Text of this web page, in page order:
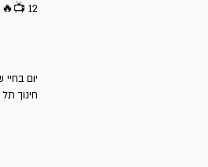
12 📺🔥
יום
חינוך